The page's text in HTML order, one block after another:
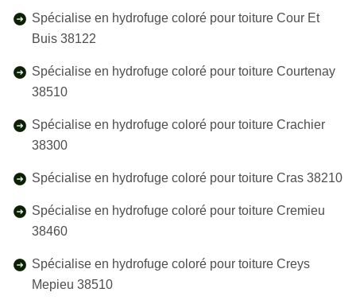
Spécialise en hydrofuge coloré pour toiture Cour Et
Buis 38122
Spécialise en hydrofuge coloré pour toiture Courtenay
38510
Spécialise en hydrofuge coloré pour toiture Crachier
38300
Spécialise en hydrofuge coloré pour toiture Cras 38210
Spécialise en hydrofuge coloré pour toiture Cremieu
38460
Spécialise en hydrofuge coloré pour toiture Creys
Mepieu 38510